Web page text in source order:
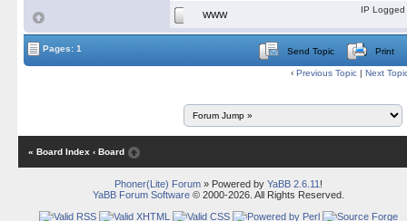
WWW
IP Logged
Pages: 1 Send Topic Print
‹ Previous Topic | Next
« Board Index ‹ Board
Phoner(Lite) Forum» Powered by YaBB 2.6.11 !
YaBB Forum Software© 2000-2026. All Rights Reserved.